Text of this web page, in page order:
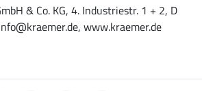
& Co. KG, 4. Industriestr. 1 + 2, D
www.kraemer.de